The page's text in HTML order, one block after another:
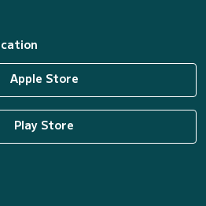
Apple Store
Play Store